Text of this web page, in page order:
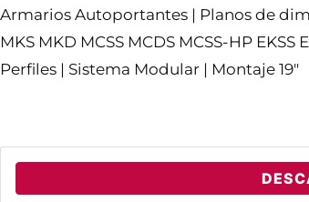
Armarios Autoportantes | Planos de
MKS MKD MCSS MCDS MCSS-HP
Perfiles | Sistema Modular | Montaje 19"